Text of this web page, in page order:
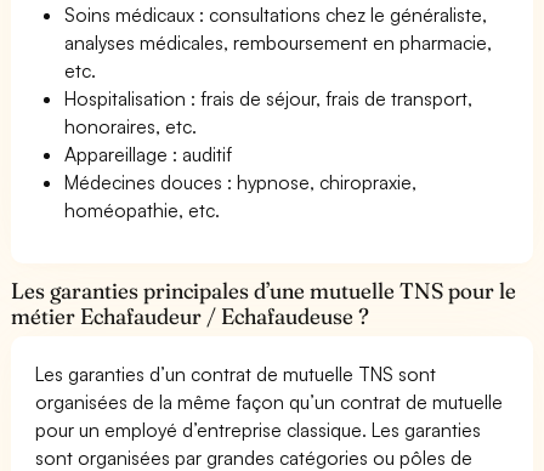
Soins médicaux : consultations chez le généraliste,
analyses médicales, remboursement en pharmacie,
etc.
Hospitalisation : frais de séjour, frais de transport,
honoraires, etc.
Appareillage : auditif
Médecines douces : hypnose, chiropraxie,
homéopathie, etc.
Les garanties principales d’une mutuelle TNS pour le
métier Echafaudeur / Echafaudeuse ?
Les garanties d’un contrat de mutuelle TNS sont
organisées de la même façon qu’un contrat de mutuelle
pour un employé d’entreprise classique. Les garanties
sont organisées par grandes catégories ou pôles de